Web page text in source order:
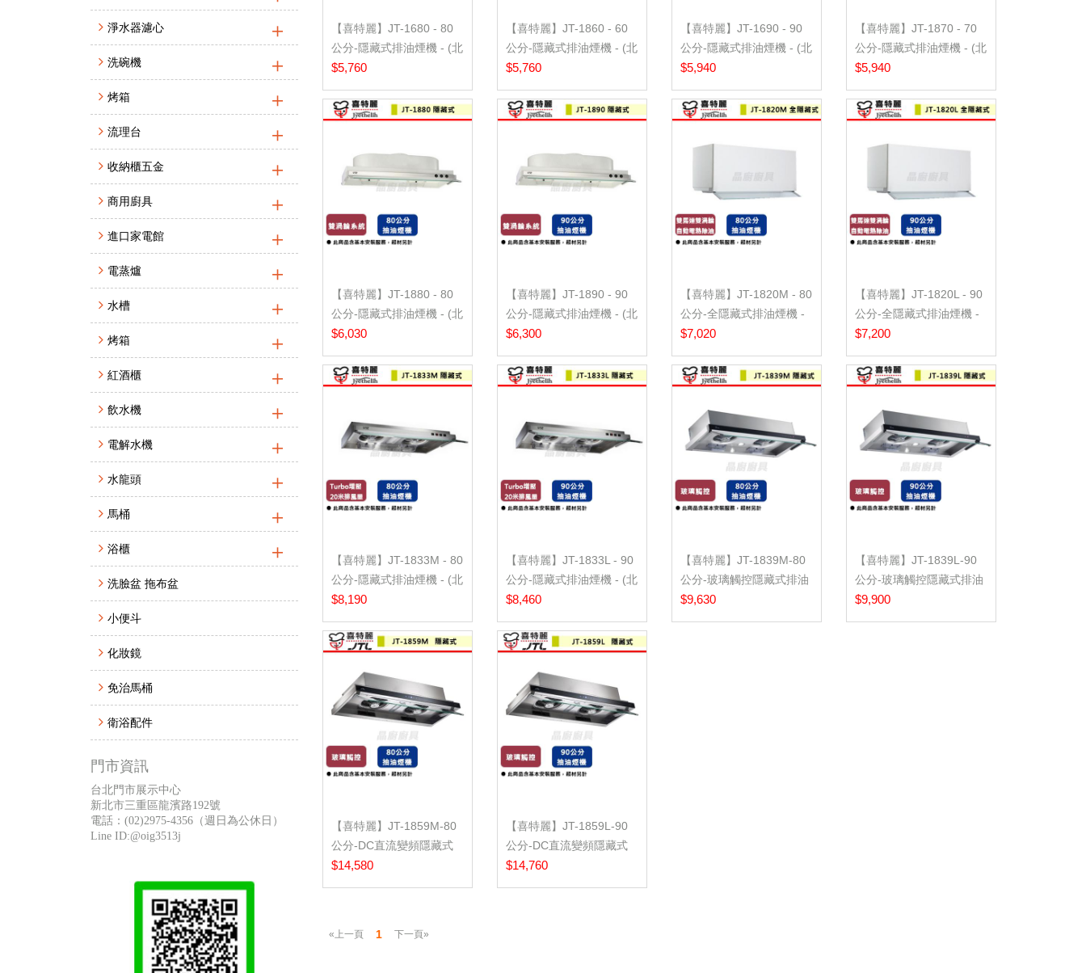
淨水器濾心
洗碗機
烤箱
流理台
收納櫃五金
商用廚具
進口家電館
電蒸爐
水槽
烤箱
紅酒櫃
飲水機
電解水機
水龍頭
馬桶
浴櫃
洗臉盆 拖布盆
小便斗
化妝鏡
免治馬桶
衛浴配件
門市資訊
台北門市展示中心
新北市三重區龍濱路192號
電話： (02)2975-4356（週日為公休日）
Line ID:@oig3513j
【喜特麗】JT-1680 - 80
公分-隱藏式排油煙機 - (北
北基...
$5,760
【喜特麗】JT-1860 - 60
公分-隱藏式排油煙機 - (北
北基...
$5,760
【喜特麗】JT-1690 - 90
公分-隱藏式排油煙機 - (北
北基...
$5,940
【喜特麗】JT-1870 - 70
公分-隱藏式排油煙機 - (北
北基...
$5,940
【喜特麗】JT-1880 - 80
公分-隱藏式排油煙機 - (北
北基...
$6,030
【喜特麗】JT-1890 - 90
公分-隱藏式排油煙機 - (北
北基...
$6,300
【喜特麗】JT-1820M - 80
公分-全隱藏式排油煙機 -
(北...
$7,020
【喜特麗】JT-1820L - 90
公分-全隱藏式排油煙機 -
(北...
$7,200
【喜特麗】JT-1833M - 80
公分-隱藏式排油煙機 - (北
北...
$8,190
【喜特麗】JT-1833L - 90
公分-隱藏式排油煙機 - (北
北...
$8,460
【喜特麗】JT-1839M-80
公分-玻璃觸控隱藏式排油
煙機-(...
$9,630
【喜特麗】JT-1839L-90
公分-玻璃觸控隱藏式排油
煙機-(...
$9,900
【喜特麗】JT-1859M-80
公分-DC直流變頻隱藏式
排油煙機...
$14,580
【喜特麗】JT-1859L-90
公分-DC直流變頻隱藏式
排油煙機...
$14,760
«上一頁 1 下一頁»